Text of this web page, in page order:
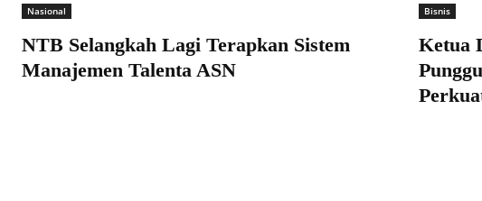
Nasional
NTB Selangkah Lagi Terapkan Sistem
Manajemen Talenta ASN
Bisnis
Ketua